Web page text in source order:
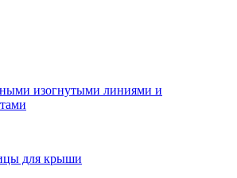
изогнутыми линиями и
для крыши